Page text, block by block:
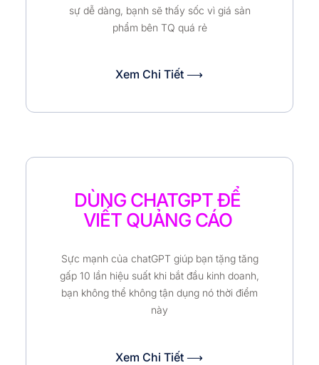
sự dễ dàng, bạnh sẽ thấy sốc vì giá sản
phẩm bên TQ quá rẻ
Xem Chi Tiết ⟶
DÙNG CHATGPT ĐỂ
VIẾT QUẢNG CÁO
Sực mạnh của chatGPT giúp bạn tặng tăng
gấp 10 lần hiệu suất khi bắt đầu kinh doanh,
bạn không thể không tận dụng nó thời điểm
này
Xem Chi Tiết ⟶